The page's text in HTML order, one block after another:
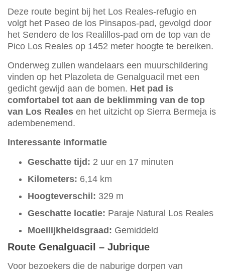
Deze route begint bij het Los Reales-refugio en
volgt het Paseo de los Pinsapos-pad, gevolgd door
het Sendero de los Realillos-pad om de top van de
Pico Los Reales op 1452 meter hoogte te bereiken.
Onderweg zullen wandelaars een muurschildering
vinden op het Plazoleta de Genalguacil met een
gedicht gewijd aan de bomen. Het pad is
comfortabel tot aan de beklimming van de top
van Los Reales en het uitzicht op Sierra Bermeja is
adembenemend.
Interessante informatie
Geschatte tijd: 2 uur en 17 minuten
Kilometers: 6,14 km
Hoogteverschil: 329 m
Geschatte locatie: Paraje Natural Los Reales
Moeilijkheidsgraad: Gemiddeld
Route Genalguacil – Jubrique
Voor bezoekers die de naburige dorpen van